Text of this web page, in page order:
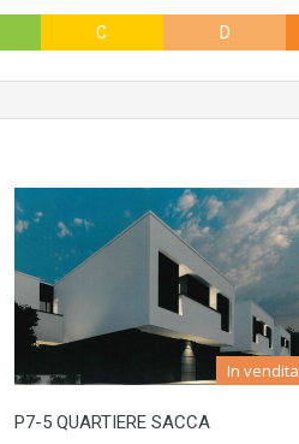
C D
In vendita
P7-5 QUARTIERE SACCA